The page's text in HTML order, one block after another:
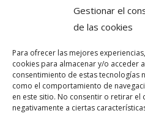
Gestionar el
de las cookies
Para ofrecer las mejores
cookies para almacenar y/o acceder
consentimiento de estas
como el comportamiento de
en este sitio. No consentir o retirar
negativamente a ciertas